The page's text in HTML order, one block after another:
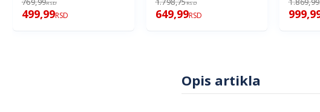
RSD
499,99RSD
RSD
649,99RSD
Opis artikla